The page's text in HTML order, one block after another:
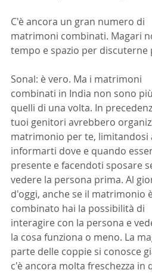
C'è ancora un gran numero di
matrimoni combinati. Magari
tempo e spazio per discuterne
Sonal: è vero. Ma i matrimoni
combinati in India non sono più
quelli di una volta. In
tuoi genitori avrebbero
matrimonio per te, limitandosi
informarti dove e quando
presente e facendoti sposare
vedere la persona prima. Al
d'oggi, anche se il matrimonio è
combinato hai la possibilità di
interagire con la persona e
la cosa funziona o meno. La
parte delle coppie si conosce
c'è ancora molta freschezza in